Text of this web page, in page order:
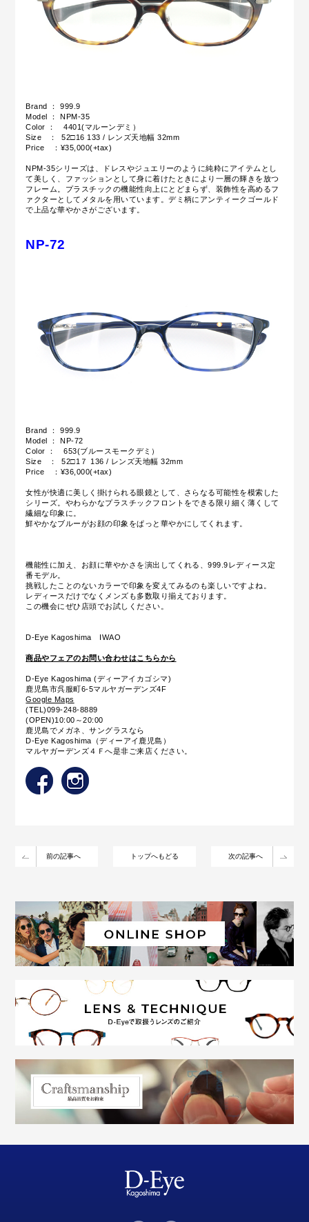
Brand ： 999.9
Model ： NPM-35
Color ： 4401(マルーンデミ）
Size ： 52□16 133 / レンズ天地幅 32mm
Price ：¥35,000(+tax)
NPM-35シリーズは、ドレスやジュエリーのように純粋にアイテムとし
て美しく、ファッションとして身に着けたときにより一層の輝きを放つ
フレーム。プラスチックの機能性向上にとどまらず、装飾性を高めるフ
ァクターとしてメタルを用いています。デミ柄にアンティークゴールド
で上品な華やかさがございます。
NP-72
Brand ： 999.9
Model ： NP-72
Color ： 653(ブルースモークデミ）
Size ： 52□1７ 136 / レンズ天地幅 32mm
Price ：¥36,000(+tax)
女性が快適に美しく掛けられる眼鏡として、さらなる可能性を模索した
シリーズ。やわらかなプラスチックフロントをできる限り細く薄くして
繊細な印象に。
鮮やかなブルーがお顔の印象をぱっと華やかにしてくれます。
機能性に加え、お顔に華やかさを演出してくれる、999.9レディース定
番モデル。
挑戦したことのないカラーで印象を変えてみるのも楽しいですよね。
レディースだけでなくメンズも多数取り揃えております。
この機会にぜひ店頭でお試しください。
D-Eye Kagoshima IWAO
商品やフェアのお問い合わせはこちらから
D-Eye Kagoshima (ディーアイカゴシマ)
鹿児島市呉服町6-5マルヤガーデンズ4F
Google Maps
(TEL)099-248-8889
(OPEN)10:00～20:00
鹿児島でメガネ、サングラスなら
D-Eye Kagoshima（ディーアイ鹿児島）
マルヤガーデンズ４Ｆへ是非ご来店ください。
前の記事へ トップへもどる 次の記事へ